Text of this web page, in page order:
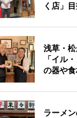
く店」
浅草・
「イル
の器や
ラーメ